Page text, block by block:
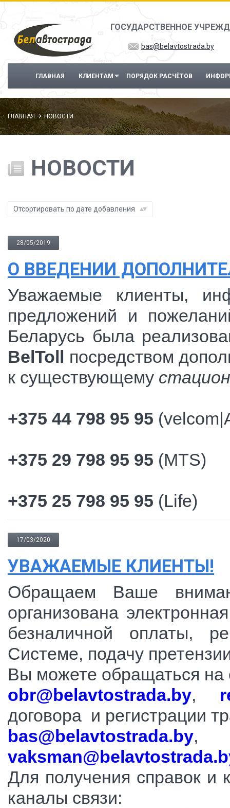
Перейти к основному содержанию
ГОСУДАРСТВЕННОЕ
bas@belavtostrada.by
ГЛАВНАЯ КЛИЕНТАМ ПОРЯДОК РАСЧЁТОВ
ГЛАВНАЯ НОВОСТИ
НОВОСТИ
Отсортировать по дате добавления
28/05/2019
О ВВЕДЕНИИ
Уважаемые клиенты,
предложений и
Беларусь была
BelToll посредством
к существующему
+375 44 798 95 95
+375 29 798 95 95 (MTS)
+375 25 798 95 95 (Life)
17/03/2020
УВАЖАЕМЫЕ КЛИЕНТЫ!
Обращаем Ваше
организована
безналичной оплаты,
Системе, подачу
Вы можете обращаться на
obr@belavtostrada.by,
договора и регистрации
bas@belavtostrada.by,
Для получения справок и
каналы связи: